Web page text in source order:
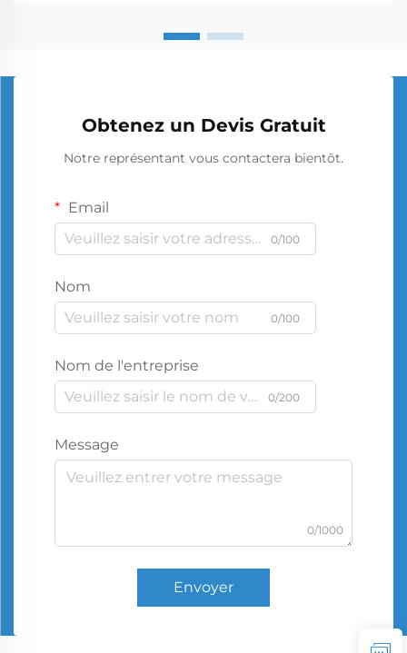
Obtenez un Devis Gratuit
Notre représentant vous contactera bientôt.
Email
0/100
Nom
0/100
Nom de l'entreprise
0/200
Message
0/1000
Envoyer